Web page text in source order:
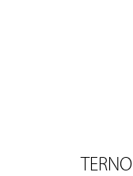
TERNO